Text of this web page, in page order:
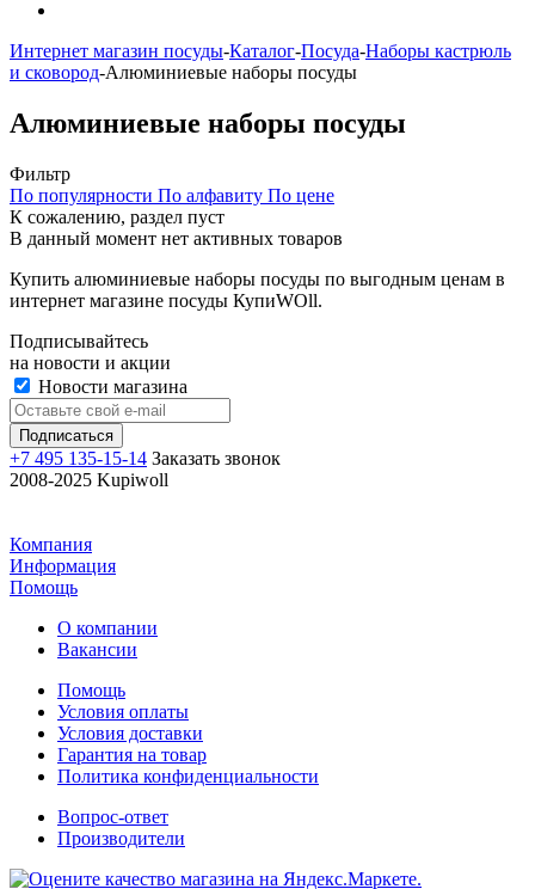
Интернет магазин посуды-Каталог-Посуда-Наборы кастрюль
и сковород-Алюминиевые наборы посуды
Алюминиевые наборы посуды
Фильтр
По популярности По алфавиту По цене
К сожалению, раздел пуст
В данный момент нет активных товаров
Купить алюминиевые наборы посуды по выгодным ценам в
интернет магазине посуды КупиWOll.
Подписывайтесь
на новости и акции
Новости магазина
+7 495 135-15-14 Заказать звонок
2008-2025 Kupiwoll
Компания
Информация
Помощь
О компании
Вакансии
Помощь
Условия оплаты
Условия доставки
Гарантия на товар
Политика конфиденциальности
Вопрос-ответ
Производители